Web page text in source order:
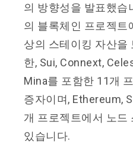
의 방향성을 발표했습
의 블록체인 프로젝트
상의 스테이킹 자산을
한, Sui, Connext,
Mina를 포함한 11개
증자이며, Ethereum,
개 프로젝트에서 노드
있습니다.